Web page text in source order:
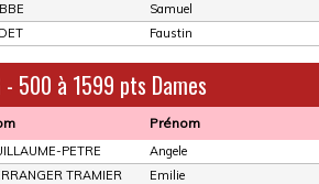
Samuel
Faustin
- 500 à 1599 pts Dames
Prénom
PETRE Angele
TRAMIER Emilie